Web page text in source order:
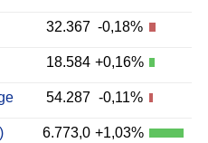
32.367 -0,18%
18.584 +0,16%
54.287 -0,11%
6.773,0 +1,03%